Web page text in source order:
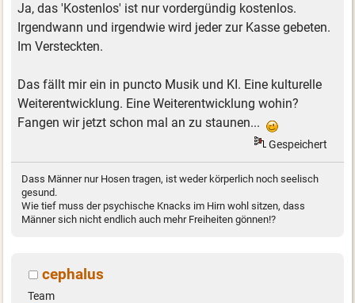
Ja, das 'Kostenlos' ist nur vordergündig kostenlos.
Irgendwann und irgendwie wird jeder zur Kasse gebeten.
Im Versteckten.
Das fällt mir ein in puncto Musik und KI. Eine kulturelle
Weiterentwicklung. Eine Weiterentwicklung wohin?
Fangen wir jetzt schon mal an zu staunen...
Gespeichert
Dass Männer nur Hosen tragen, ist weder körperlich noch seelisch
gesund.
Wie tief muss der psychische Knacks im Hirn wohl sitzen, dass
Männer sich nicht endlich auch mehr Freiheiten gönnen!?
cephalus
Team